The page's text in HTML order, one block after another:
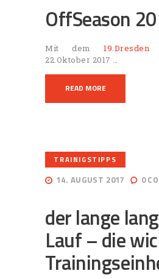
OffSeason
Mit dem 19.Dresden
22.Oktober 2017 …
READ MORE
TRAINIGSTIPPS
14. AUGUST 2017 0
der lange
Lauf – die